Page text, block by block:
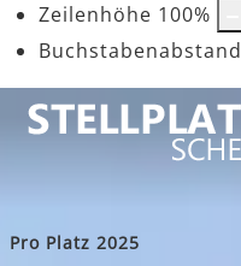
Zeilenhöhe 100%
Buchstabenabstand
Pro Platz 2025